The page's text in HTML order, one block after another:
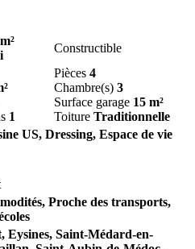
Constructible
1
Pièces 4
Chambre(s) 3
Surface garage 15 m²
Toiture Traditionnelle
US, Dressing, Espace de vie
Proche des transports,
Eysines, Saint-Médard-en-